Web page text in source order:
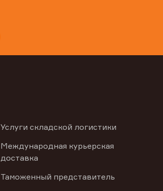
Услуги складской логистики
Международная курьерская
доставка
Таможенный представитель